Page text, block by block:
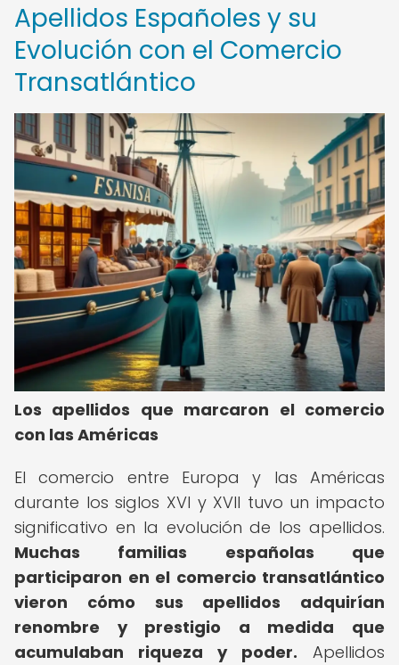
Apellidos Españoles y su
Evolución con el Comercio
Transatlántico
Los apellidos que marcaron el comercio
con las Américas
El comercio entre Europa y las Américas
durante los siglos XVI y XVII tuvo un impacto
significativo en la evolución de los apellidos.
Muchas familias españolas que
participaron en el comercio transatlántico
vieron cómo sus apellidos adquirían
renombre y prestigio a medida que
acumulaban riqueza y poder. Apellidos